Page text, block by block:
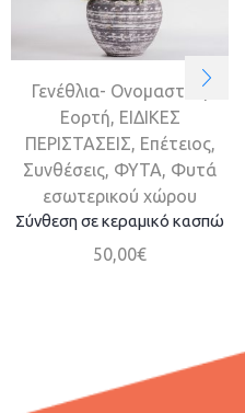
Γενέθλια- Ονομαστική
Εορτή, ΕΙΔΙΚΕΣ
ΠΕΡΙΣΤΑΣΕΙΣ, Επέτειος,
Συνθέσεις, ΦΥΤΑ, Φυτά
εσωτερικού χώρου
Σύνθεση σε κεραμικό κασπώ
50,00€